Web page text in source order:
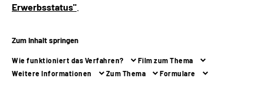
Online-Services
Suche
Language
Erwerbsstatus"
Zum Inhalt springen
Wie funktioniert das Verfahren?
Film zum Thema
Weitere Informationen
Zum Thema Formulare